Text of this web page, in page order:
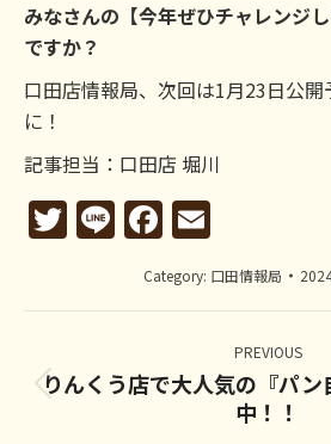
みなさんの【今年ぜひチャレンジ
ですか？
口田店情報局、次回は1月23日公開
に！
記事担当：口田店 堀川
Twitter
LineFacebook
Category: 口田情報局
Post
navigation
PREVIOUS
post:
りんくう店で大人気の『パン
中！！